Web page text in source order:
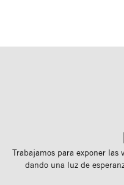
Trabajamos para exponer las
dando una luz de